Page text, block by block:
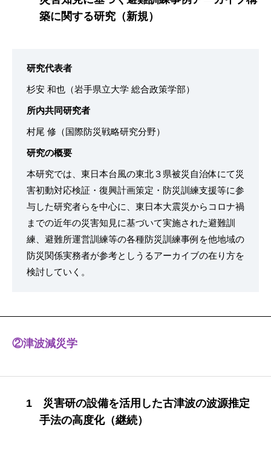
築に関する研究（新規）
研究代表者
杉安 和也（岩手県立大学 総合政策学部）
所内共同研究者
村尾 修（国際防災戦略研究分野）
研究の概要
本研究では、東日本台風の東北３県被災自治体にて災
害初動対応検証・復興計画策定・防災訓練支援等に参
与した研究者らを中心に、東日本大震災からコロナ禍
までの近年の災害知見に基づいて実施された避難訓
練、避難所運営訓練等の各種防災訓練事例を他地域の
防災関係実務者が参考としうるアーカイブの在り方を
検討していく。
②津波減災学
1 災害研の設備を活用した古津波の波源推定
手法の高度化（継続）